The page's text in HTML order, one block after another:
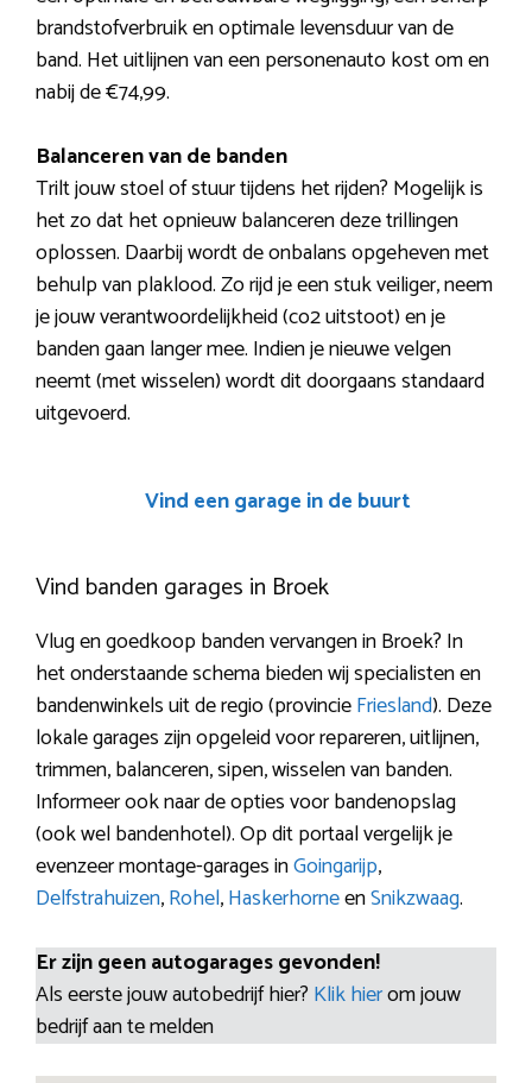
brandstofverbruik en optimale levensduur van de
band. Het uitlijnen van een personenauto kost om en
nabij de €74,99.
Balanceren van de banden
Trilt jouw stoel of stuur tijdens het rijden? Mogelijk is
het zo dat het opnieuw balanceren deze trillingen
oplossen. Daarbij wordt de onbalans opgeheven met
behulp van plaklood. Zo rijd je een stuk veiliger, neem
je jouw verantwoordelijkheid (co2 uitstoot) en je
banden gaan langer mee. Indien je nieuwe velgen
neemt (met wisselen) wordt dit doorgaans standaard
uitgevoerd.
Vind een garage in de buurt
Vind banden garages in Broek
Vlug en goedkoop banden vervangen in Broek? In
het onderstaande schema bieden wij specialisten en
bandenwinkels uit de regio (provincieFriesland). Deze
lokale garages zijn opgeleid voor repareren, uitlijnen,
trimmen, balanceren, sipen, wisselen van banden.
Informeer ook naar de opties voor bandenopslag
(ook wel bandenhotel). Op dit portaal vergelijk je
evenzeer montage-garages inGoingarijp,
Delfstrahuizen,Rohel,HaskerhorneenSnikzwaag.
Er zijn geen autogarages gevonden!
Als eerste jouw autobedrijf hier? Klik hierom jouw
bedrijf aan te melden